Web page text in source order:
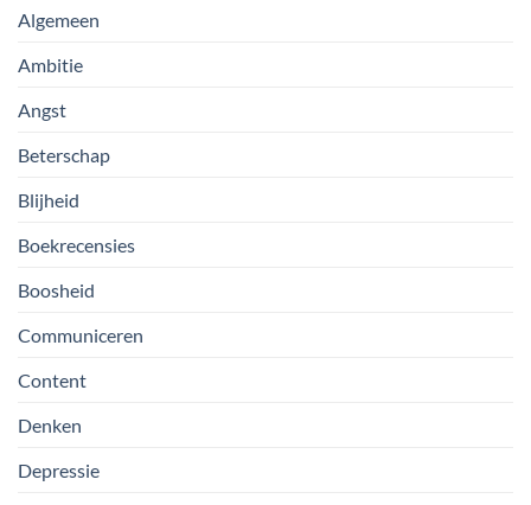
Algemeen
Ambitie
Angst
Beterschap
Blijheid
Boekrecensies
Boosheid
Communiceren
Content
Denken
Depressie